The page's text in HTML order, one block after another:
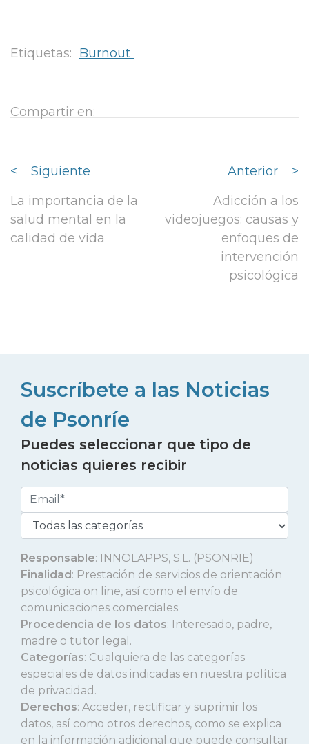
Etiquetas: Burnout
Compartir en:
<
Siguiente
La importancia de la
salud mental en la
calidad de vida
Anterior
>
Adicción a los
videojuegos: causas y
enfoques de
intervención
psicológica
Suscríbete a las Noticias
de Psonríe
Puedes seleccionar que tipo de
noticias quieres recibir
Responsable: INNOLAPPS, S.L. (PSONRIE)
Finalidad: Prestación de servicios de orientación
psicológica on line, así como el envío de
comunicaciones comerciales.
Procedencia de los datos: Interesado, padre,
madre o tutor legal.
Categorías: Cualquiera de las categorías
especiales de datos indicadas en nuestra política
de privacidad.
Derechos: Acceder, rectificar y suprimir los
datos, así como otros derechos, como se explica
en la información adicional que puede consultar